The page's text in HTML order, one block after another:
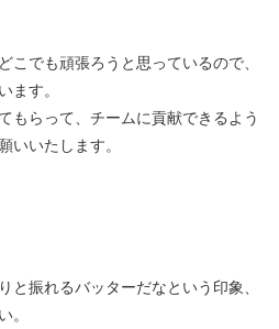
でも頑張ろうと思っているので、
ます。
もらって、チームに貢献できるよう
いいたします。
振れるバッターだなという印象、
。